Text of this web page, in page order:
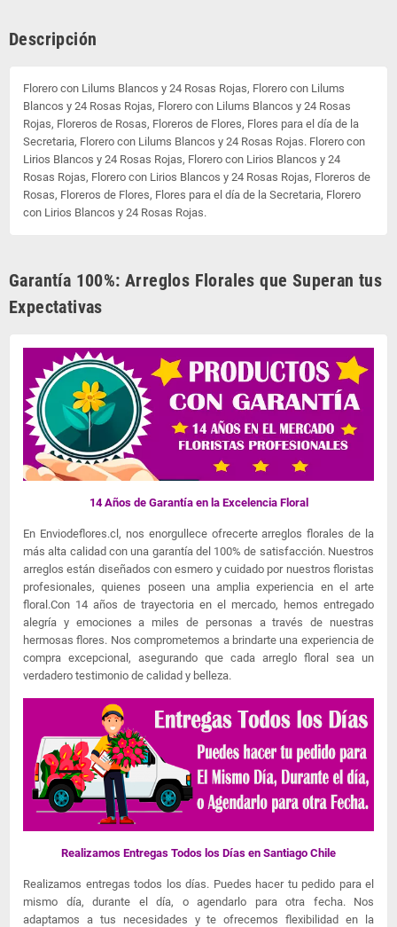
Descripción
Florero con Lilums Blancos y 24 Rosas Rojas, Florero con Lilums
Blancos y 24 Rosas Rojas, Florero con Lilums Blancos y 24 Rosas
Rojas, Floreros de Rosas, Floreros de Flores, Flores para el día de la
Secretaria, Florero con Lilums Blancos y 24 Rosas Rojas. Florero con
Lirios Blancos y 24 Rosas Rojas, Florero con Lirios Blancos y 24
Rosas Rojas, Florero con Lirios Blancos y 24 Rosas Rojas, Floreros de
Rosas, Floreros de Flores, Flores para el día de la Secretaria, Florero
con Lirios Blancos y 24 Rosas Rojas.
Garantía 100%: Arreglos Florales que Superan tus
Expectativas
14 Años de Garantía en la Excelencia Floral
En Enviodeflores.cl, nos enorgullece ofrecerte arreglos florales de la
más alta calidad con una garantía del 100% de satisfacción. Nuestros
arreglos están diseñados con esmero y cuidado por nuestros floristas
profesionales, quienes poseen una amplia experiencia en el arte
floral.Con 14 años de trayectoria en el mercado, hemos entregado
alegría y emociones a miles de personas a través de nuestras
hermosas flores. Nos comprometemos a brindarte una experiencia de
compra excepcional, asegurando que cada arreglo floral sea un
verdadero testimonio de calidad y belleza.
Realizamos Entregas Todos los Días en Santiago Chile
Realizamos entregas todos los días. Puedes hacer tu pedido para el
mismo día, durante el día, o agendarlo para otra fecha. Nos
adaptamos a tus necesidades y te ofrecemos flexibilidad en la